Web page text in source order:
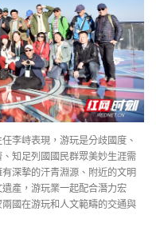
李峙表現，游玩是分歧國度、
知足列國國民群眾美妙生涯需
深摯的汗青淵源、附近的文明
產，游玩業一起配合潛力宏
國在游玩和人文範疇的交通與